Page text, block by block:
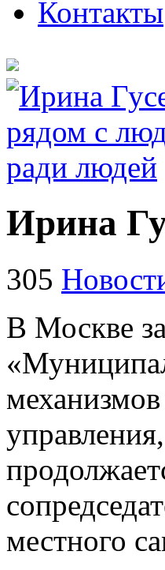
Контакты
Ирина
305
В Москве
местного